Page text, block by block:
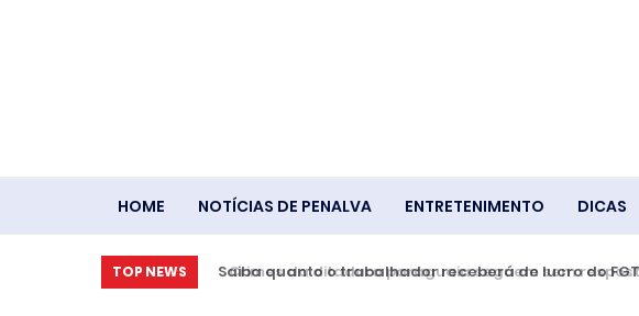
HOME NOTÍCIAS DE PENALVA ENTRETENIMENTO DICAS
TOP NEWS Saiba quanto o trabalhador receberá de lucro do FGTS